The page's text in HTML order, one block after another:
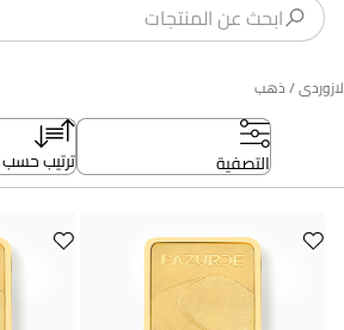
لازوردى/ ذهب
التصفية ترتيب حسب